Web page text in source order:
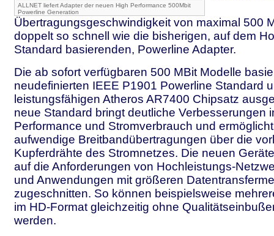
ALLNET liefert Adapter der neuen High Performance 500Mbit
Powerline Generation
Übertragungsgeschwindigkeit von maximal 500
doppelt so schnell wie die bisherigen, auf dem
Standard basierenden, Powerline Adapter.
Die ab sofort verfügbaren 500 MBit Modelle
neudefinierten IEEE P1901 Powerline Standard
leistungsfähigen Atheros AR7400 Chipsatz
neue Standard bringt deutliche Verbesserungen
Performance und Stromverbrauch und
aufwendige Breitbandübertragungen über die
Kupferdrähte des Stromnetzes. Die neuen
auf die Anforderungen von Hochleistungs-
und Anwendungen mit größeren
zugeschnitten. So können beispielsweise
im HD-Format gleichzeitig ohne
werden.